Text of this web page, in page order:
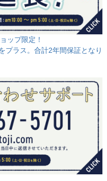
ップ限定！
プラス。合計2年間保証となり